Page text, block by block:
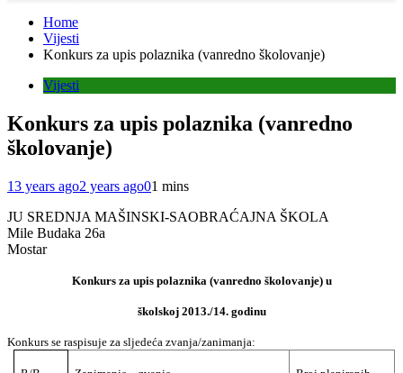
Home
Vijesti
Konkurs za upis polaznika (vanredno školovanje)
Vijesti
Konkurs za upis polaznika (vanredno
školovanje)
13 years ago2 years ago01 mins
JU SREDNJA MAŠINSKI-SAOBRAĆAJNA ŠKOLA
Mile Budaka 26a
Mostar
Konkurs za upis polaznika (vanredno školovanje) u
školskoj 2013./14. godinu
Konkurs se raspisuje za sljedeća zvanja/zanimanja: